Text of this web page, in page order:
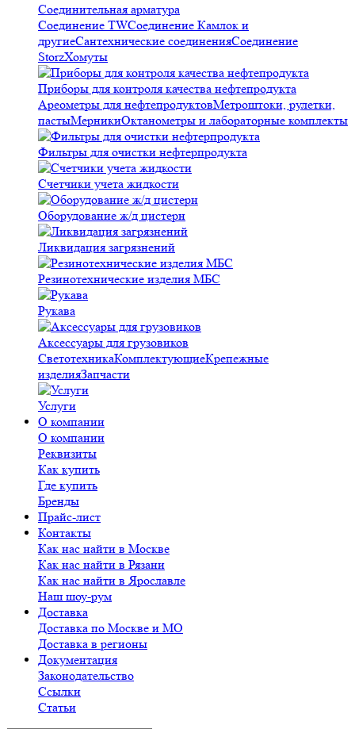
Соединительная арматура
Соединение TWСоединение Камлок и
другиеСантехнические соединенияСоединение
StorzХомуты
Приборы для контроля качества нефтепродукта
Ареометры для нефтепродуктовМетроштоки, рулетки,
пастыМерникиОктанометры и лабораторные комплекты
Фильтры для очистки нефтерпродукта
Счетчики учета жидкости
Оборудование ж/д цистерн
Ликвидация загрязнений
Резинотехнические изделия МБС
Рукава
Аксессуары для грузовиков
СветотехникаКомплектующиеКрепежные
изделияЗапчасти
Услуги
О компании
О компании
Реквизиты
Как купить
Где купить
Бренды
Прайс-лист
Контакты
Как нас найти в Москве
Как нас найти в Рязани
Как нас найти в Ярославле
Наш шоу-рум
Доставка
Доставка по Москве и МО
Доставка в регионы
Документация
Законодательство
Ссылки
Статьи